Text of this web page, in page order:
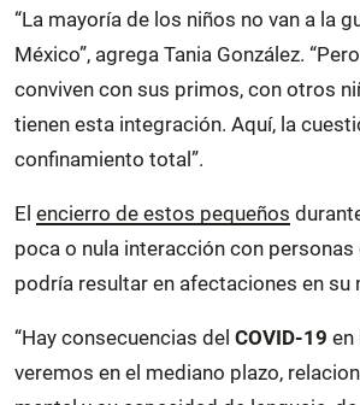
“La mayoría de los niños no van a la
México”, agrega Tania González.
conviven con sus primos, con otros
tienen esta integración. Aquí, la
confinamiento total”.
El encierro de estos pequeños
poca o nula interacción con personas
podría resultar en afectaciones en su
“Hay consecuencias del COVID-19 en
veremos en el mediano plazo,